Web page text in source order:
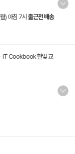
) 아침 7시 출근전 배송
IT Cookbook 한빛 교